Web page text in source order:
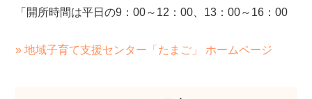
「開所時間は平日の9：00～12：00、13：00～16：00
» 地域⼦育て⽀援センター「たまご」 ホームページ